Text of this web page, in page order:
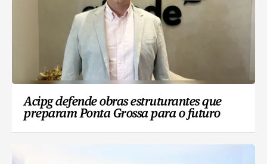
Acipg defende obras estruturantes que
preparam Ponta Grossa para o futuro